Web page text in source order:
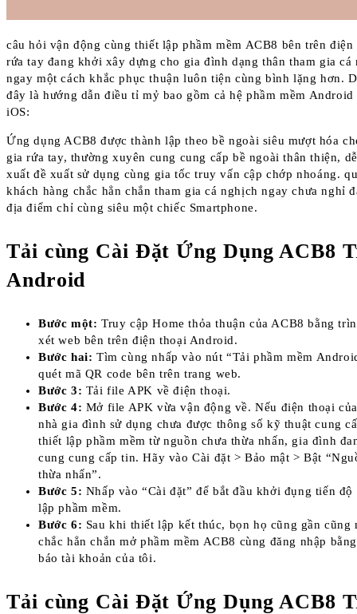
câu hỏi vận động cùng thiết lập phầm mềm ACB8 bên trên điện
rứa tay đang khởi xây dựng cho gia đình dạng thân tham gia cá
ngay một cách khắc phục thuận luôn tiện cùng bình lặng hơn.
đây là hướng dẫn điều tỉ mỷ bao gồm cả hệ phầm mềm Android
iOS:
Ứng dụng ACB8 được thành lập theo bề ngoài siêu mượt hóa
gia rứa tay, thường xuyên cung cung cấp bề ngoài thân thiện,
xuất đề xuất sử dụng cùng gia tốc truy vấn cập chớp nhoáng.
khách hàng chắc hẳn chắn tham gia cá nghịch ngay chưa nghỉ
địa điểm chỉ cùng siêu một chiếc Smartphone.
Tải cùng Cài Đặt Ứng Dụng ACB8
Android
Bước một: Truy cập Home thỏa thuận của ACB8 bằng
xét web bên trên điện thoại Android.
Bước hai: Tìm cùng nhấp vào nút “Tải phầm mềm
quét mã QR code bên trên trang web.
Bước 3: Tải file APK về điện thoại.
Bước 4: Mở file APK vừa vận động về. Nếu điện thoại
nhà gia đình sử dụng chưa được thông số kỹ thuật cung
thiết lập phầm mềm từ nguồn chưa thừa nhấn, gia đình
cung cung cấp tin. Hãy vào Cài đặt > Bảo mật > Bật
thừa nhấn”.
Bước 5: Nhấp vào “Cài đặt” để bắt đầu khởi đụng tiến độ
lập phầm mềm.
Bước 6: Sau khi thiết lập kết thúc, bọn họ cũng gần cũng
chắc hẳn chắn mở phầm mềm ACB8 cùng đăng nhập
báo tài khoản của tôi.
Tải cùng Cài Đặt Ứng Dụng ACB8